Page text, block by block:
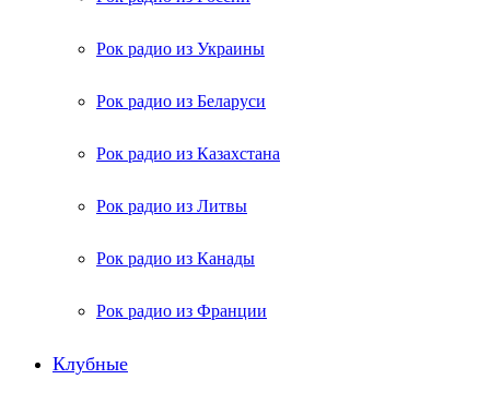
Рок радио из Украины
Рок радио из Беларуси
Рок радио из Казахстана
Рок радио из Литвы
Рок радио из Канады
Рок радио из Франции
Клубные